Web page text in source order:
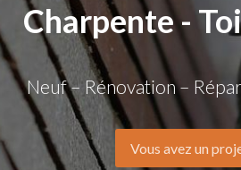
Charpente -
Neuf – Rénovation –
Vous avez un